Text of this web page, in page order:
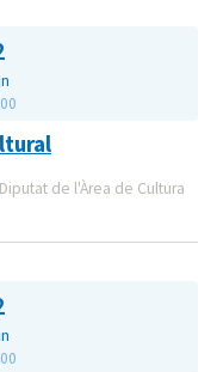
Diputat de l'Àrea de Cultura